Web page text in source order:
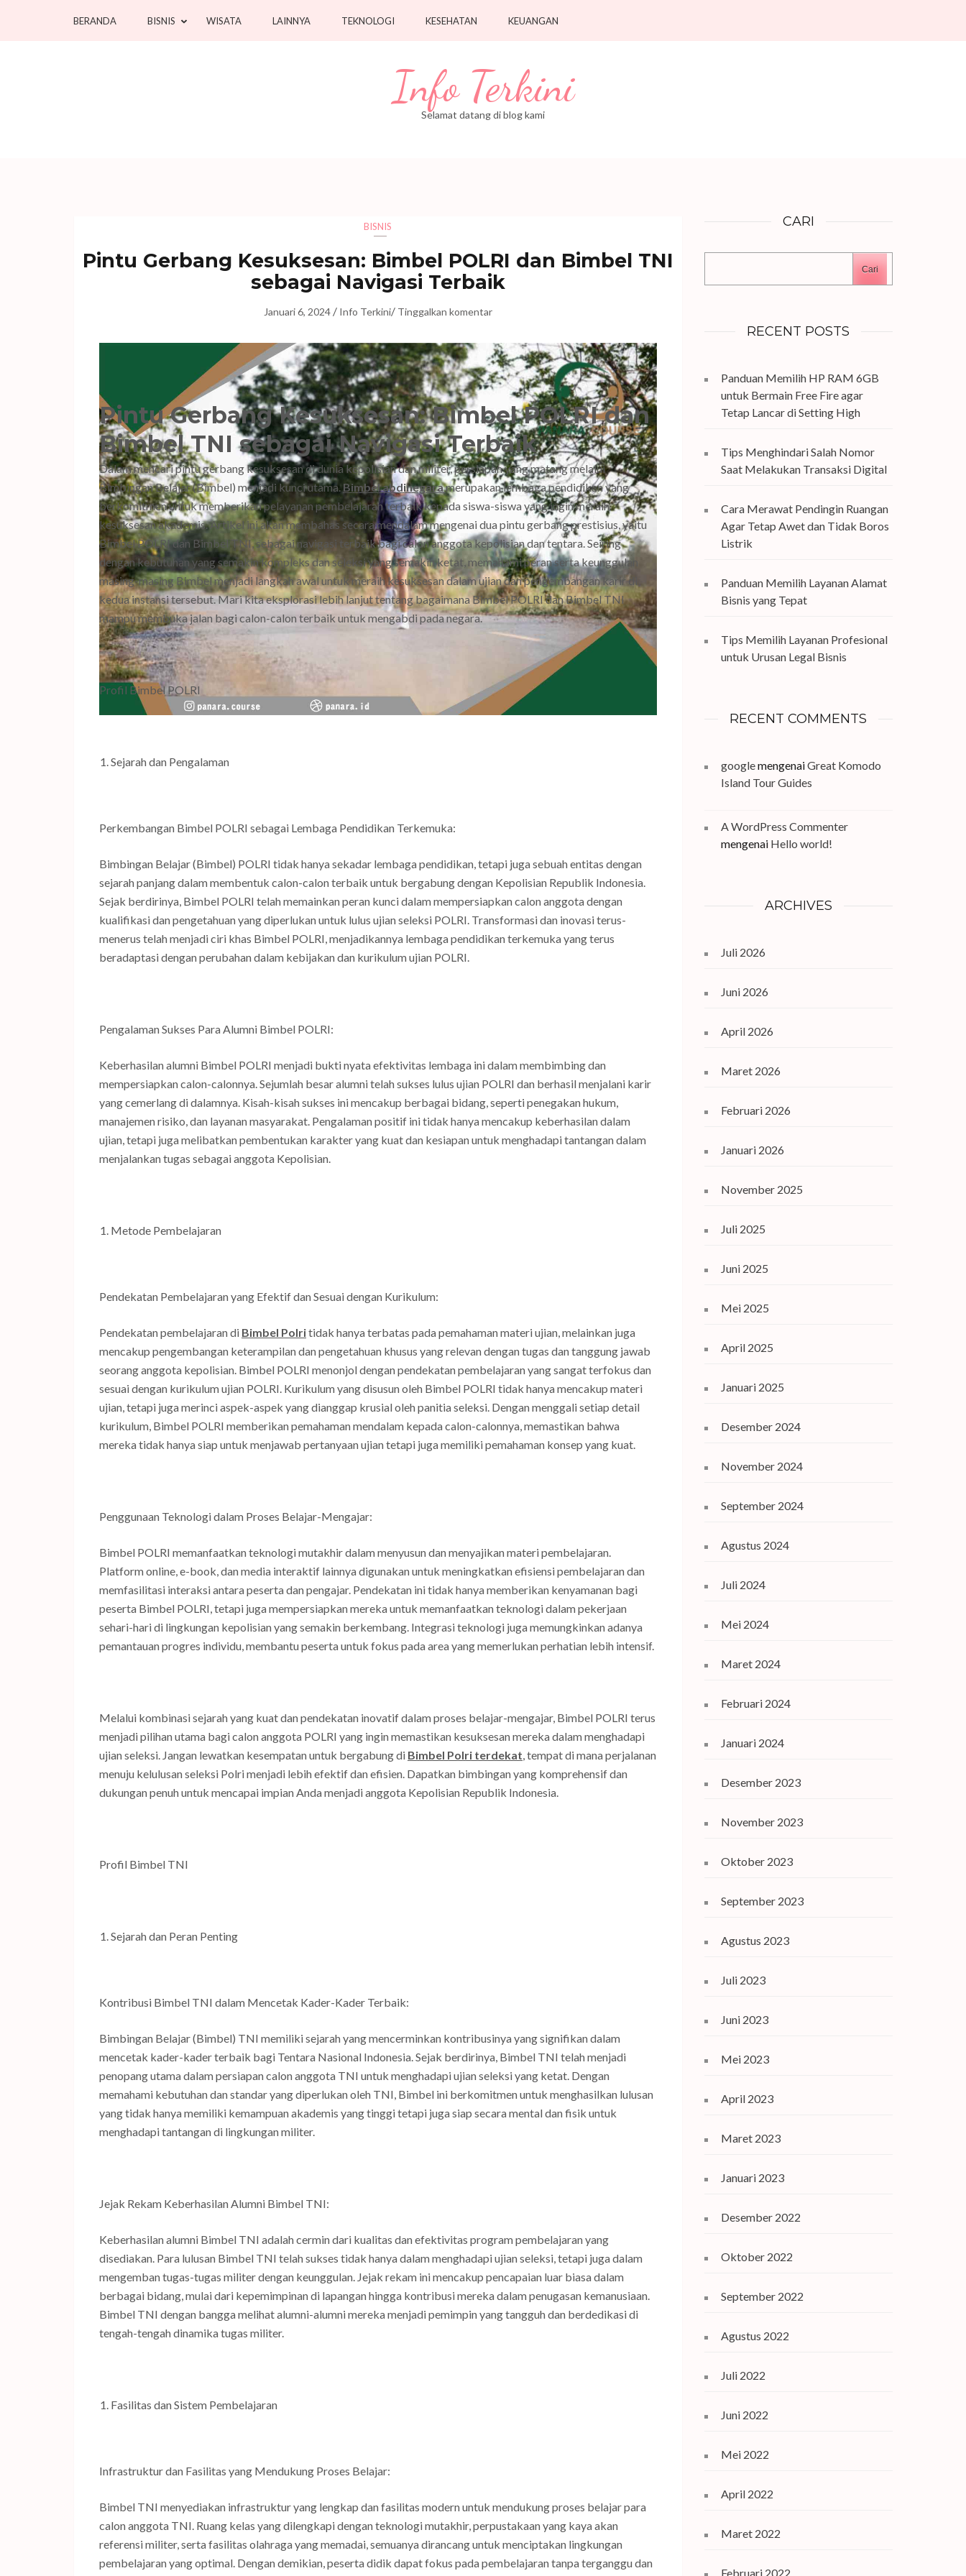
BERANDA BISNIS WISATA LAINNYA TEKNOLOGI KESEHATAN KEUANGAN
Info Terkini
Selamat datang di blog kami
BISNIS
Pintu Gerbang Kesuksesan: Bimbel POLRI dan Bimbel TNI
sebagai Navigasi Terbaik
Januari 6, 2024/ Info Terkini/ Tinggalkan komentar
Pintu Gerbang Kesuksesan: Bimbel POLRI dan
Bimbel TNI sebagai Navigasi Terbaik
Dalam mencari pintu gerbang kesuksesan di dunia kepolisian dan militer, persiapan yang matang melalui
Bimbingan Belajar (Bimbel) menjadi kunci utama. Bimbel abdinegaramerupakan lembaga pendidikan yang
berkomitmen untuk memberikan pelayanan pembelajaran terbaik kepada siswa-siswa yang ingin meraih
kesuksesan akademis. Artikel ini akan membahas secara mendalam mengenai dua pintu gerbang prestisius, yaitu
Bimbel POLRI dan Bimbel TNI, sebagai navigasi terbaik bagi calon anggota kepolisian dan tentara. Seiring
dengan kebutuhan yang semakin kompleks dan seleksi yang semakin ketat, memahami peran serta keunggulan
masing-masing Bimbel menjadi langkah awal untuk meraih kesuksesan dalam ujian dan pengembangan karir di
kedua instansi tersebut. Mari kita eksplorasi lebih lanjut tentang bagaimana Bimbel POLRI dan Bimbel TNI
mampu membuka jalan bagi calon-calon terbaik untuk mengabdi pada negara.
Profil Bimbel POLRI
Sejarah dan Pengalaman
Perkembangan Bimbel POLRI sebagai Lembaga Pendidikan Terkemuka:
Bimbingan Belajar (Bimbel) POLRI tidak hanya sekadar lembaga pendidikan, tetapi juga sebuah entitas dengan
sejarah panjang dalam membentuk calon-calon terbaik untuk bergabung dengan Kepolisian Republik Indonesia.
Sejak berdirinya, Bimbel POLRI telah memainkan peran kunci dalam mempersiapkan calon anggota dengan
kualifikasi dan pengetahuan yang diperlukan untuk lulus ujian seleksi POLRI. Transformasi dan inovasi terus-
menerus telah menjadi ciri khas Bimbel POLRI, menjadikannya lembaga pendidikan terkemuka yang terus
beradaptasi dengan perubahan dalam kebijakan dan kurikulum ujian POLRI.
Pengalaman Sukses Para Alumni Bimbel POLRI:
Keberhasilan alumni Bimbel POLRI menjadi bukti nyata efektivitas lembaga ini dalam membimbing dan
mempersiapkan calon-calonnya. Sejumlah besar alumni telah sukses lulus ujian POLRI dan berhasil menjalani karir
yang cemerlang di dalamnya. Kisah-kisah sukses ini mencakup berbagai bidang, seperti penegakan hukum,
manajemen risiko, dan layanan masyarakat. Pengalaman positif ini tidak hanya mencakup keberhasilan dalam
ujian, tetapi juga melibatkan pembentukan karakter yang kuat dan kesiapan untuk menghadapi tantangan dalam
menjalankan tugas sebagai anggota Kepolisian.
Metode Pembelajaran
Pendekatan Pembelajaran yang Efektif dan Sesuai dengan Kurikulum:
Pendekatan pembelajaran di Bimbel Polritidak hanya terbatas pada pemahaman materi ujian, melainkan juga
mencakup pengembangan keterampilan dan pengetahuan khusus yang relevan dengan tugas dan tanggung jawab
seorang anggota kepolisian. Bimbel POLRI menonjol dengan pendekatan pembelajaran yang sangat terfokus dan
sesuai dengan kurikulum ujian POLRI. Kurikulum yang disusun oleh Bimbel POLRI tidak hanya mencakup materi
ujian, tetapi juga merinci aspek-aspek yang dianggap krusial oleh panitia seleksi. Dengan menggali setiap detail
kurikulum, Bimbel POLRI memberikan pemahaman mendalam kepada calon-calonnya, memastikan bahwa
mereka tidak hanya siap untuk menjawab pertanyaan ujian tetapi juga memiliki pemahaman konsep yang kuat.
Penggunaan Teknologi dalam Proses Belajar-Mengajar:
Bimbel POLRI memanfaatkan teknologi mutakhir dalam menyusun dan menyajikan materi pembelajaran.
Platform online, e-book, dan media interaktif lainnya digunakan untuk meningkatkan efisiensi pembelajaran dan
memfasilitasi interaksi antara peserta dan pengajar. Pendekatan ini tidak hanya memberikan kenyamanan bagi
peserta Bimbel POLRI, tetapi juga mempersiapkan mereka untuk memanfaatkan teknologi dalam pekerjaan
sehari-hari di lingkungan kepolisian yang semakin berkembang. Integrasi teknologi juga memungkinkan adanya
pemantauan progres individu, membantu peserta untuk fokus pada area yang memerlukan perhatian lebih intensif.
Melalui kombinasi sejarah yang kuat dan pendekatan inovatif dalam proses belajar-mengajar, Bimbel POLRI terus
menjadi pilihan utama bagi calon anggota POLRI yang ingin memastikan kesuksesan mereka dalam menghadapi
ujian seleksi. Jangan lewatkan kesempatan untuk bergabung di Bimbel Polri terdekat, tempat di mana perjalanan
menuju kelulusan seleksi Polri menjadi lebih efektif dan efisien. Dapatkan bimbingan yang komprehensif dan
dukungan penuh untuk mencapai impian Anda menjadi anggota Kepolisian Republik Indonesia.
Profil Bimbel TNI
Sejarah dan Peran Penting
Kontribusi Bimbel TNI dalam Mencetak Kader-Kader Terbaik:
Bimbingan Belajar (Bimbel) TNI memiliki sejarah yang mencerminkan kontribusinya yang signifikan dalam
mencetak kader-kader terbaik bagi Tentara Nasional Indonesia. Sejak berdirinya, Bimbel TNI telah menjadi
penopang utama dalam persiapan calon anggota TNI untuk menghadapi ujian seleksi yang ketat. Dengan
memahami kebutuhan dan standar yang diperlukan oleh TNI, Bimbel ini berkomitmen untuk menghasilkan lulusan
yang tidak hanya memiliki kemampuan akademis yang tinggi tetapi juga siap secara mental dan fisik untuk
menghadapi tantangan di lingkungan militer.
Jejak Rekam Keberhasilan Alumni Bimbel TNI:
Keberhasilan alumni Bimbel TNI adalah cermin dari kualitas dan efektivitas program pembelajaran yang
disediakan. Para lulusan Bimbel TNI telah sukses tidak hanya dalam menghadapi ujian seleksi, tetapi juga dalam
mengemban tugas-tugas militer dengan keunggulan. Jejak rekam ini mencakup pencapaian luar biasa dalam
berbagai bidang, mulai dari kepemimpinan di lapangan hingga kontribusi mereka dalam penugasan kemanusiaan.
Bimbel TNI dengan bangga melihat alumni-alumni mereka menjadi pemimpin yang tangguh dan berdedikasi di
tengah-tengah dinamika tugas militer.
Fasilitas dan Sistem Pembelajaran
Infrastruktur dan Fasilitas yang Mendukung Proses Belajar:
Bimbel TNI menyediakan infrastruktur yang lengkap dan fasilitas modern untuk mendukung proses belajar para
calon anggota TNI. Ruang kelas yang dilengkapi dengan teknologi mutakhir, perpustakaan yang kaya akan
referensi militer, serta fasilitas olahraga yang memadai, semuanya dirancang untuk menciptakan lingkungan
pembelajaran yang optimal. Dengan demikian, peserta didik dapat fokus pada pembelajaran tanpa terganggu dan
CARI
Cari
RECENT POSTS
Panduan Memilih HP RAM 6GB
untuk Bermain Free Fire agar
Tetap Lancar di Setting High
Tips Menghindari Salah Nomor
Saat Melakukan Transaksi Digital
Cara Merawat Pendingin Ruangan
Agar Tetap Awet dan Tidak Boros
Listrik
Panduan Memilih Layanan Alamat
Bisnis yang Tepat
Tips Memilih Layanan Profesional
untuk Urusan Legal Bisnis
RECENT COMMENTS
googlemengenaiGreat Komodo
Island Tour Guides
A WordPress Commenter
mengenai Hello world!
ARCHIVES
Juli 2026
Juni 2026
April 2026
Maret 2026
Februari 2026
Januari 2026
November 2025
Juli 2025
Juni 2025
Mei 2025
April 2025
Januari 2025
Desember 2024
November 2024
September 2024
Agustus 2024
Juli 2024
Mei 2024
Maret 2024
Februari 2024
Januari 2024
Desember 2023
November 2023
Oktober 2023
September 2023
Agustus 2023
Juli 2023
Juni 2023
Mei 2023
April 2023
Maret 2023
Januari 2023
Desember 2022
Oktober 2022
September 2022
Agustus 2022
Juli 2022
Juni 2022
Mei 2022
April 2022
Maret 2022
Februari 2022